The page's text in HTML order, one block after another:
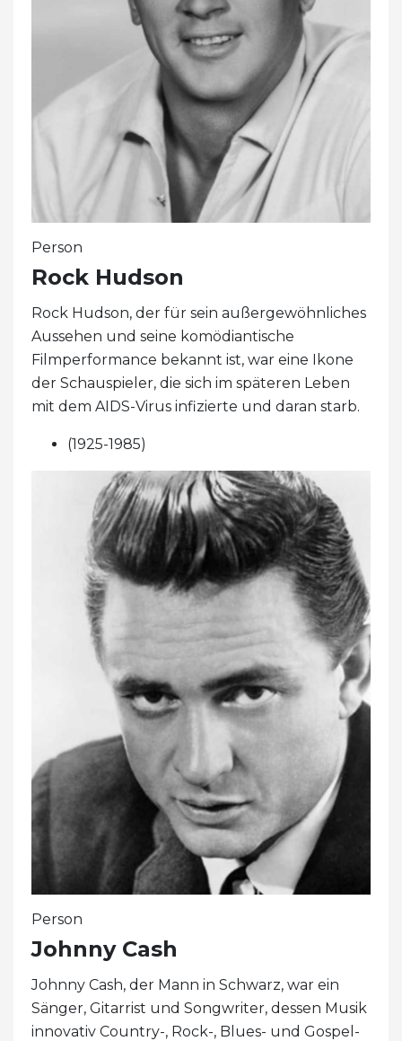
Person
Rock Hudson
Rock Hudson, der für sein außergewöhnliches
Aussehen und seine komödiantische
Filmperformance bekannt ist, war eine Ikone
der Schauspieler, die sich im späteren Leben
mit dem AIDS-Virus infizierte und daran starb.
(1925-1985)
Person
Johnny Cash
Johnny Cash, der Mann in Schwarz, war ein
Sänger, Gitarrist und Songwriter, dessen Musik
innovativ Country-, Rock-, Blues- und Gospel-